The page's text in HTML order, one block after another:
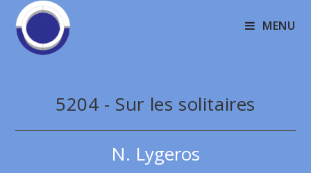
MENU
5204 - Sur les solitaires
N. Lygeros